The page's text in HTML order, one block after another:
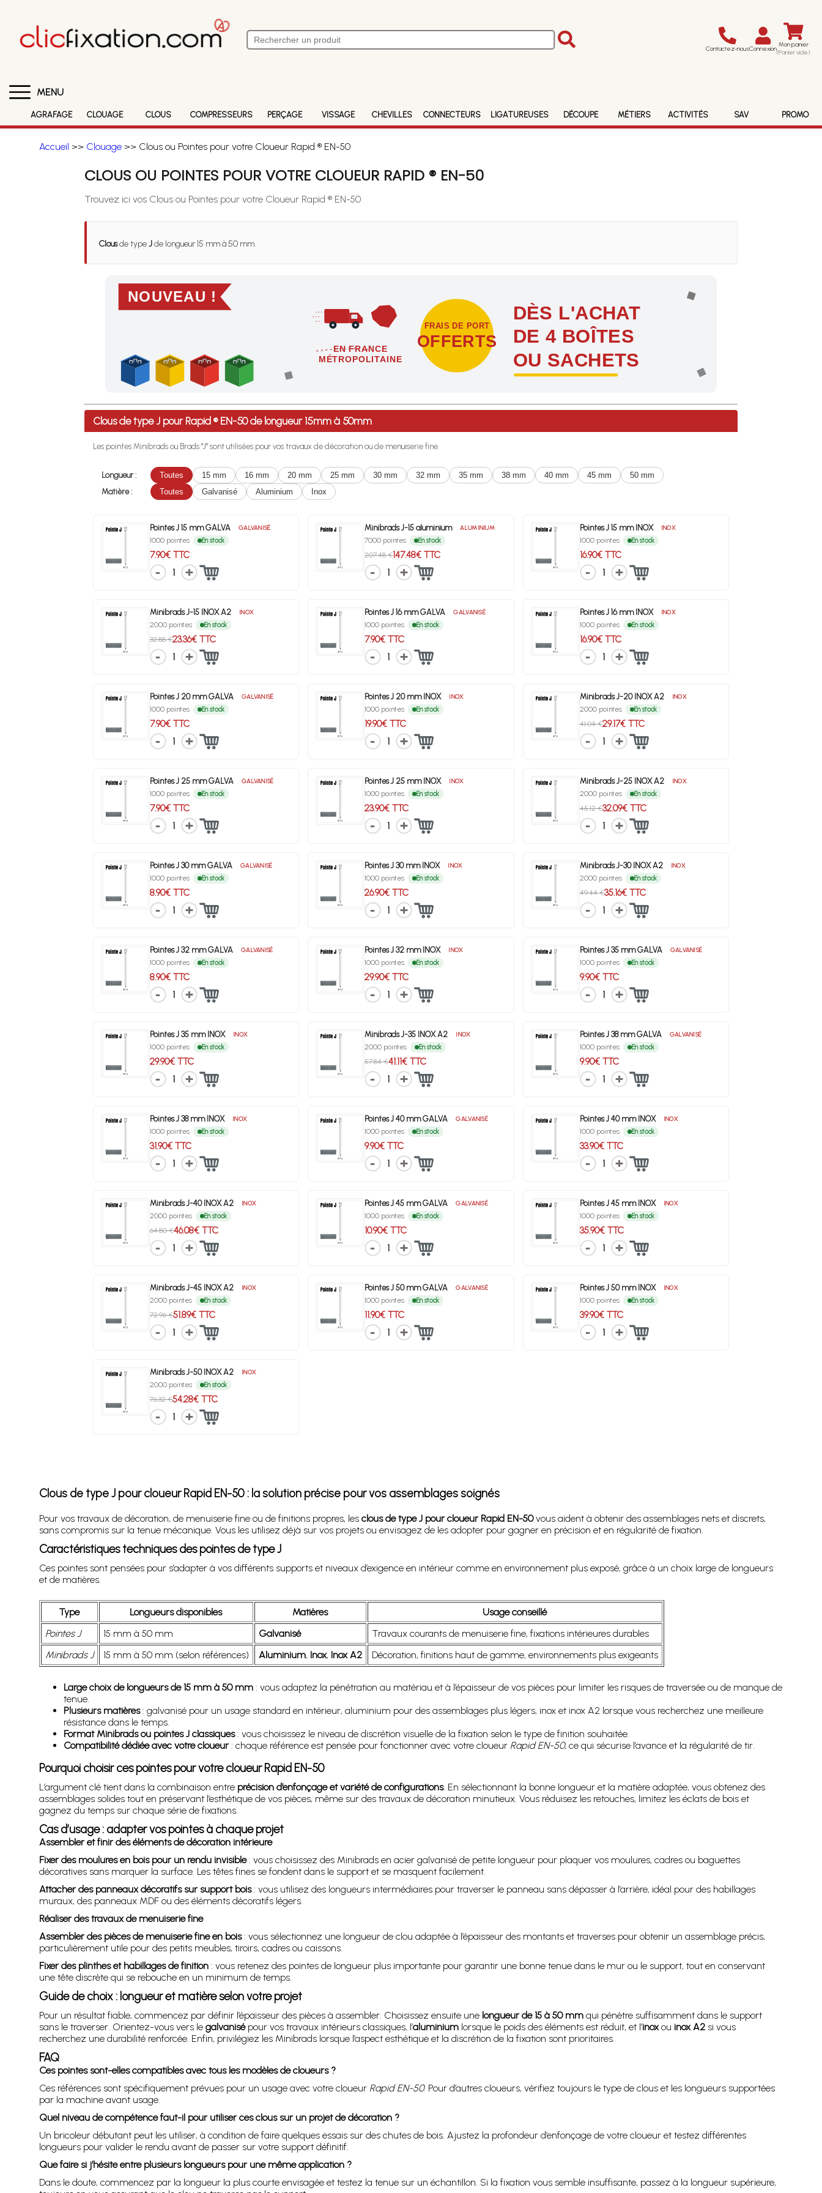
Contactez-nousConnexion Mon panier
(Panier vide)
MENU
AGRAFAGE CLOUAGE CLOUS COMPRESSEURS PERÇAGE VISSAGE CHEVILLES CONNECTEURS LIGATUREUSES DÉCOUPE MÉTIERS ACTIVITÉS SAV PROMO
Accueil >> Clouage>> Clous ou Pointes pour votre Cloueur Rapid ® EN-50
CLOUS OU POINTES POUR VOTRE CLOUEUR RAPID ® EN-50
Trouvez ici vos Clous ou Pointes pour votre Cloueur Rapid ® EN-50
Clousde typeJde longueur 15 mm à 50 mm.
NOUVEAU !
EN FRANCE
MÉTROPOLITAINE
FRAIS DE PORT
OFFERTS
DÈS L'ACHAT
DE 4 BOÎTES
OU SACHETS
Profitez des Frais de port offerts en France métropolitaine dès l'achat de 4 sachets ou boîtes d'agrafes ou de pointes !
Clous de type J pour Rapid ® EN-50 de longueur 15mm à 50mm
Les pointes Minibrads ou Brads "J" sont utilisées pour vos travaux de décoration ou de menuiserie fine.
Longueur : Toutes 15 mm 16 mm 20 mm 25 mm 30 mm 32 mm 35 mm 38 mm 40 mm 45 mm
50 mm
Matière :
Toutes Galvanisé Aluminium Inox
Pointes J 15 mm GALVA GALVANISÉ
1000 pointes En stock
7.90€ TTC
1
Minibrads J-15 aluminium ALUMINIUM
7000 pointes En stock
207.48 €147.48€ TTC
1
Pointes J 15 mm INOX INOX
1000 pointes En stock
16.90€ TTC
1
Minibrads J-15 INOX A2 INOX
2000 pointes En stock
32.88 €23.36€ TTC
1
Pointes J 16 mm GALVA GALVANISÉ
1000 pointes En stock
7.90€ TTC
1
Pointes J 16 mm INOX INOX
1000 pointes En stock
16.90€ TTC
1
Pointes J 20 mm GALVA GALVANISÉ
1000 pointes En stock
7.90€ TTC
1
Pointes J 20 mm INOX INOX
1000 pointes En stock
19.90€ TTC
1
Minibrads J-20 INOX A2 INOX
2000 pointes En stock
41.04 €29.17€ TTC
1
Pointes J 25 mm GALVA GALVANISÉ
1000 pointes En stock
7.90€ TTC
1
Pointes J 25 mm INOX INOX
1000 pointes En stock
23.90€ TTC
1
Minibrads J-25 INOX A2 INOX
2000 pointes En stock
45.12 €32.09€ TTC
1
Pointes J 30 mm GALVA GALVANISÉ
1000 pointes En stock
8.90€ TTC
1
Pointes J 30 mm INOX INOX
1000 pointes En stock
26.90€ TTC
1
Minibrads J-30 INOX A2 INOX
2000 pointes En stock
49.44 €35.16€ TTC
1
Pointes J 32 mm GALVA GALVANISÉ
1000 pointes En stock
8.90€ TTC
1
Pointes J 32 mm INOX INOX
1000 pointes En stock
29.90€ TTC
1
Pointes J 35 mm GALVA GALVANISÉ
1000 pointes En stock
9.90€ TTC
1
Pointes J 35 mm INOX INOX
1000 pointes En stock
29.90€ TTC
1
Minibrads J-35 INOX A2 INOX
2000 pointes En stock
57.84 €41.11€ TTC
1
Pointes J 38 mm GALVA GALVANISÉ
1000 pointes En stock
9.90€ TTC
1
Pointes J 38 mm INOX INOX
1000 pointes En stock
31.90€ TTC
1
Pointes J 40 mm GALVA GALVANISÉ
1000 pointes En stock
9.90€ TTC
1
Pointes J 40 mm INOX INOX
1000 pointes En stock
33.90€ TTC
1
Minibrads J-40 INOX A2 INOX
2000 pointes En stock
64.80 €46.08€ TTC
1
Pointes J 45 mm GALVA GALVANISÉ
1000 pointes En stock
10.90€ TTC
1
Pointes J 45 mm INOX INOX
1000 pointes En stock
35.90€ TTC
1
Minibrads J-45 INOX A2 INOX
2000 pointes En stock
72.96 €51.89€ TTC
1
Pointes J 50 mm GALVA GALVANISÉ
1000 pointes En stock
11.90€ TTC
1
Pointes J 50 mm INOX INOX
1000 pointes En stock
39.90€ TTC
1
Minibrads J-50 INOX A2 INOX
2000 pointes En stock
76.32 €54.28€ TTC
1
Clous de type J pour cloueur Rapid EN-50 : la solution précise pour vos assemblages soignés
Pour vos travaux de décoration, de menuiserie fine ou de finitions propres, les clous de type J pour cloueur Rapid EN-50vous aident à obtenir des assemblages nets et discrets,
sans compromis sur la tenue mécanique. Vous les utilisez déjà sur vos projets ou envisagez de les adopter pour gagner en précision et en régularité de fixation.
Caractéristiques techniques des pointes de type J
Ces pointes sont pensées pour s’adapter à vos différents supports et niveaux d’exigence en intérieur comme en environnement plus exposé, grâce à un choix large de longueurs
et de matières.
Type Longueurs disponibles Matières
Usage conseillé
Pointes J
15 mm à 50 mm Galvanisé
Travaux courants de menuiserie fine, fixations intérieures durables
Minibrads J
15 mm à 50 mm (selon références) Aluminium, Inox, Inox A2 Décoration, finitions haut de gamme, environnements plus exigeants
Large choix de longueurs de 15 mm à 50 mm: vous adaptez la pénétration au matériau et à l’épaisseur de vos pièces pour limiter les risques de traversée ou de manque de
tenue.
Plusieurs matières: galvanisé pour un usage standard en intérieur, aluminium pour des assemblages plus légers, inox et inox A2 lorsque vous recherchez une meilleure
résistance dans le temps.
Format Minibrads ou pointes J classiques: vous choisissez le niveau de discrétion visuelle de la fixation selon le type de finition souhaitée.
Compatibilité dédiée avec votre cloueur: chaque référence est pensée pour fonctionner avec votre cloueur Rapid EN-50, ce qui sécurise l’avance et la régularité de tir.
Pourquoi choisir ces pointes pour votre cloueur Rapid EN-50
L’argument clé tient dans la combinaison entre précision d’enfonçage et variété de configurations. En sélectionnant la bonne longueur et la matière adaptée, vous obtenez des
assemblages solides tout en préservant l’esthétique de vos pièces, même sur des travaux de décoration minutieux. Vous réduisez les retouches, limitez les éclats de bois et
gagnez du temps sur chaque série de fixations.
Cas d’usage : adapter vos pointes à chaque projet
Assembler et finir des éléments de décoration intérieure
Fixer des moulures en bois pour un rendu invisible: vous choisissez des Minibrads en acier galvanisé de petite longueur pour plaquer vos moulures, cadres ou baguettes
décoratives sans marquer la surface. Les têtes fines se fondent dans le support et se masquent facilement.
Attacher des panneaux décoratifs sur support bois: vous utilisez des longueurs intermédiaires pour traverser le panneau sans dépasser à l’arrière, idéal pour des habillages
muraux, des panneaux MDF ou des éléments décoratifs légers.
Réaliser des travaux de menuiserie fine
Assembler des pièces de menuiserie fine en bois: vous sélectionnez une longueur de clou adaptée à l’épaisseur des montants et traverses pour obtenir un assemblage précis,
particulièrement utile pour des petits meubles, tiroirs, cadres ou caissons.
Fixer des plinthes et habillages de finition: vous retenez des pointes de longueur plus importante pour garantir une bonne tenue dans le mur ou le support, tout en conservant
une tête discrète qui se rebouche en un minimum de temps.
Guide de choix : longueur et matière selon votre projet
Pour un résultat fiable, commencez par définir l’épaisseur des pièces à assembler. Choisissez ensuite une longueur de 15 à 50 mmqui pénètre suffisamment dans le support
sans le traverser. Orientez-vous vers le galvanisépour vos travaux intérieurs classiques, l’aluminiumlorsque le poids des éléments est réduit, et l’inoxou inox A2si vous
recherchez une durabilité renforcée. Enfin, privilégiez les Minibrads lorsque l’aspect esthétique et la discrétion de la fixation sont prioritaires.
FAQ
Ces pointes sont-elles compatibles avec tous les modèles de cloueurs ?
Ces références sont spécifiquement prévues pour un usage avec votre cloueur Rapid EN-50. Pour d’autres cloueurs, vérifiez toujours le type de clous et les longueurs supportées
par la machine avant usage.
Quel niveau de compétence faut-il pour utiliser ces clous sur un projet de décoration ?
Un bricoleur débutant peut les utiliser, à condition de faire quelques essais sur des chutes de bois. Ajustez la profondeur d’enfonçage de votre cloueur et testez différentes
longueurs pour valider le rendu avant de passer sur votre support définitif.
Que faire si j’hésite entre plusieurs longueurs pour une même application ?
Dans le doute, commencez par la longueur la plus courte envisagée et testez la tenue sur un échantillon. Si la fixation vous semble insuffisante, passez à la longueur supérieure,